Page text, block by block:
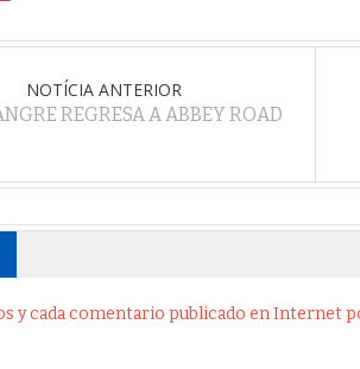
NOTÍCIA ANTERIOR
REGRESA A ABBEY ROAD
y cada comentario publicado en Internet